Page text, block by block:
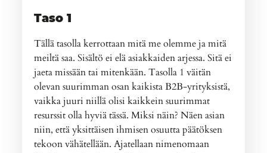
Taso 1
Tällä tasolla kerrottaan mitä me olemme ja mitä
meiltä saa. Sisältö ei elä asiakkaiden arjessa. Sitä ei
jaeta missään tai mitenkään. Tasolla 1 väitän
olevan suurimman osan kaikista B2B-yrityksistä,
vaikka juuri niillä olisi kaikkein suurimmat
resurssit olla hyviä tässä. Miksi näin? Näen asian
niin, että yksittäisen ihmisen osuutta päätöksen
tekoon vähätellään. Ajatellaan nimenomaan